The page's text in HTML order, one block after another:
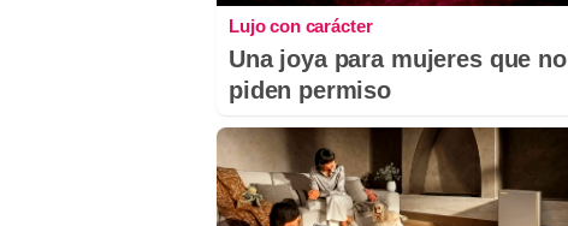
Lujo con carácter
Una joya para mujeres que no
piden permiso